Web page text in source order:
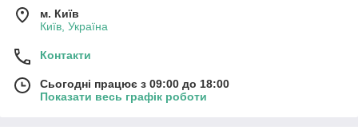
м. Київ
Київ, Україна
Контакти
Сьогодні працює з 09:00 до 18:00
Показати весь графік роботи